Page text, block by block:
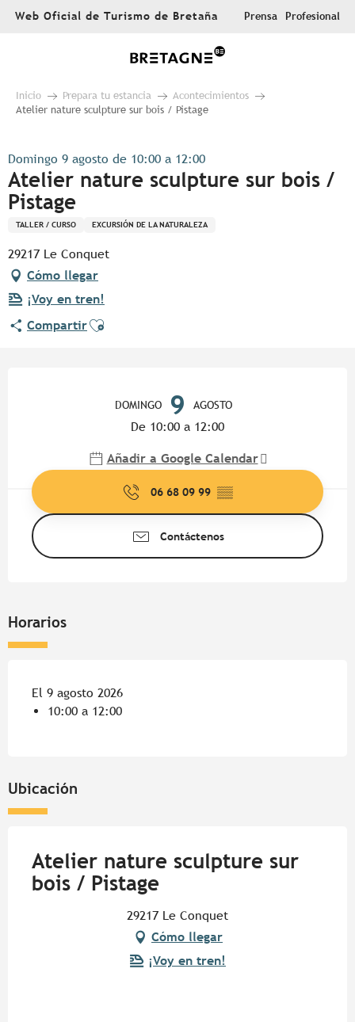
AllerWeb Oficial de Turismo de Bretaña Prensa Profesional
Inicio Prepara tu estancia
Acontecimientos
Atelier nature sculpture sur bois / Pistage
Domingo 9 agosto de 10:00 a 12:00
Atelier nature sculpture sur bois /
Pistage
TALLER / CURSO EXCURSIÓN DE LA NATURALEZA
29217 Le Conquet
Cómo llegar
¡Voy en tren!
CompartirAjouter aux favoris
DOMINGO 9 AGOSTO
De 10:00 a 12:00
Añadir a Google Calendar
06 68 09 99 ▒▒
Contáctenos
Horarios
El 9 agosto 2026
10:00 a 12:00
Ubicación
Atelier nature sculpture sur
bois / Pistage
29217 Le Conquet
Cómo llegar
¡Voy en tren!